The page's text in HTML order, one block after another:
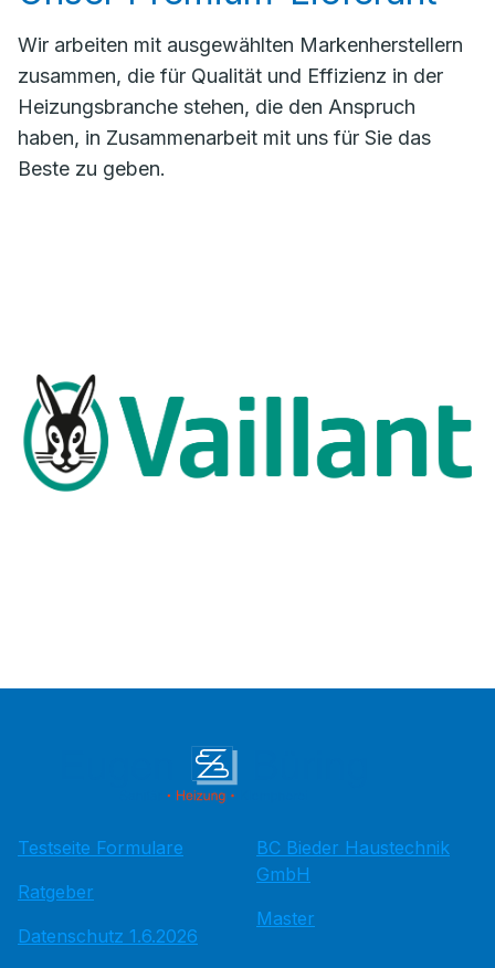
Wir arbeiten mit ausgewählten Markenherstellern
zusammen, die für Qualität und Effizienz in der
Heizungsbranche stehen, die den Anspruch
haben, in Zusammenarbeit mit uns für Sie das
Beste zu geben.
Testseite Formulare
Ratgeber
Datenschutz 1.6.2026
BC Bieder Haustechnik
GmbH
Master